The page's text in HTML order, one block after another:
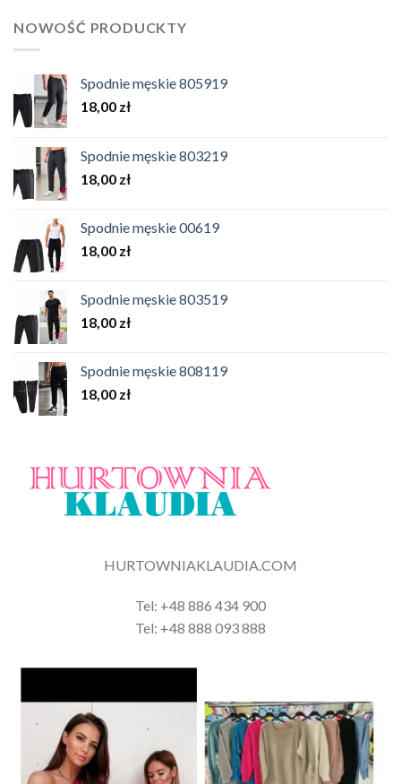
NOWOŚĆ PRODUCKTY
Spodnie męskie 805919
18,00 zł
Spodnie męskie 803219
18,00 zł
Spodnie męskie 00619
18,00 zł
Spodnie męskie 803519
18,00 zł
Spodnie męskie 808119
18,00 zł
HURTOWNIAKLAUDIA.COM
Tel: +48 886 434 900
Tel: +48 888 093 888